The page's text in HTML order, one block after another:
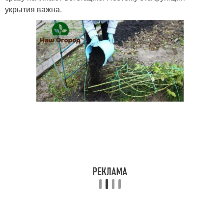
укрытия важна.